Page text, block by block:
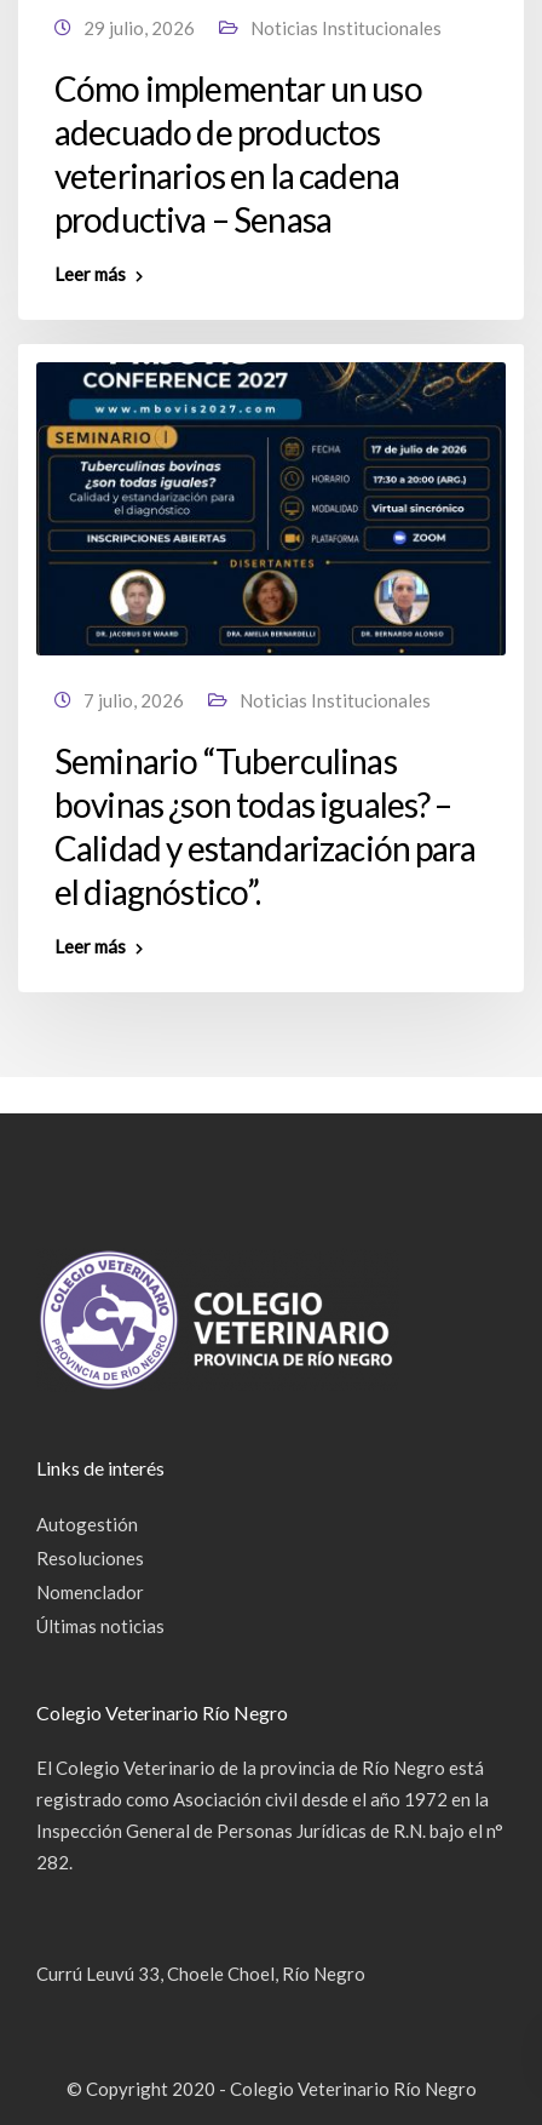
29 julio, 2026 Noticias Institucionales
Cómo implementar un uso
adecuado de productos
veterinarios en la cadena
productiva – Senasa
Leer más
7 julio, 2026 Noticias Institucionales
Seminario “Tuberculinas
bovinas ¿son todas iguales? –
Calidad y estandarización para
el diagnóstico”.
Leer más
Links de interés
Autogestión
Resoluciones
Nomenclador
Últimas noticias
Colegio Veterinario Río Negro
El Colegio Veterinario de la provincia de Río Negro está
registrado como Asociación civil desde el año 1972 en la
Inspección General de Personas Jurídicas de R.N. bajo el n°
282.
Currú Leuvú 33, Choele Choel, Río Negro
© Copyright 2020 - Colegio Veterinario Río Negro